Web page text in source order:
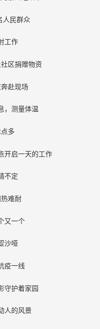
人民群众
工作
区捐赠物资
赴现场
，测量体温
多
开启一天的工作
不定
难耐
又一个
沙哑
疫一线
守护着家园
人的风景